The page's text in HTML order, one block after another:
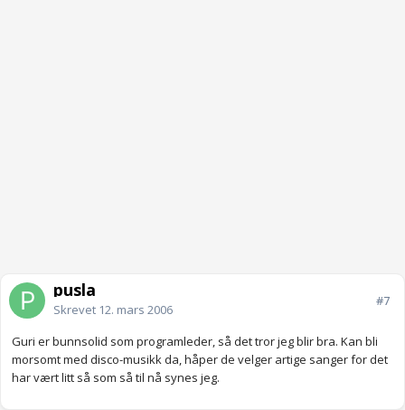
pusla
Skrevet 12. mars 2006
#7
Guri er bunnsolid som programleder, så det tror jeg blir bra. Kan bli
morsomt med disco-musikk da, håper de velger artige sanger for det
har vært litt så som så til nå synes jeg.